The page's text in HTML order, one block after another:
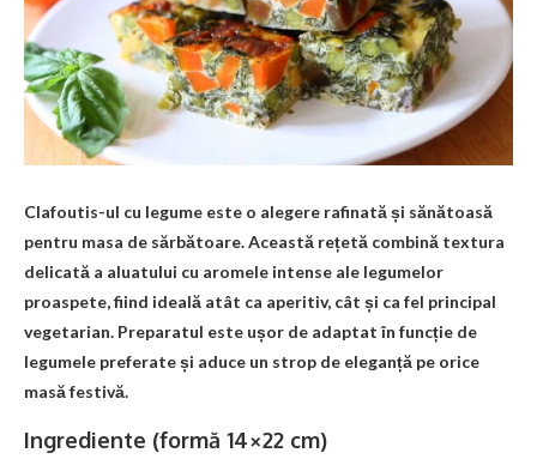
Clafoutis-ul cu legume este o alegere rafinată și sănătoasă
pentru masa de sărbătoare. Această rețetă combină textura
delicată a aluatului cu aromele intense ale legumelor
proaspete, fiind ideală atât ca aperitiv, cât și ca fel principal
vegetarian. Preparatul este ușor de adaptat în funcție de
legumele preferate și aduce un strop de eleganță pe orice
masă festivă.
Ingrediente (formă 14×22 cm)